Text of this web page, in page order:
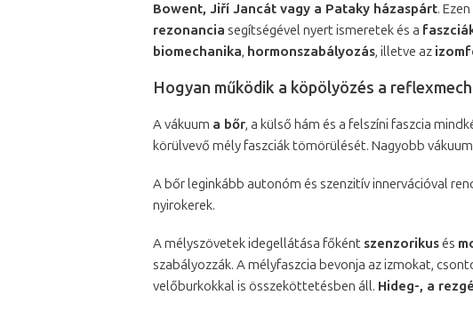
Bowent, Jiří Jancát vagy a Pataky házaspárt.
rezonancia segítségével nyert ismeretek és a
biomechanika, hormonszabályozás, illetve az
Hogyan működik a köpölyözés a
A vákuum a bőr, a külső hám és a felszíni faszcia
körülvevő mély faszciák tömörülését. Nagyobb
A bőr leginkább autonóm és szenzitív innervációval
nyirokerek.
A mélyszövetek idegellátása főként szenzorikusés
szabályozzák. A mélyfaszcia bevonja az izmokat,
velőburkokkal is összeköttetésben áll. Hideg-, a